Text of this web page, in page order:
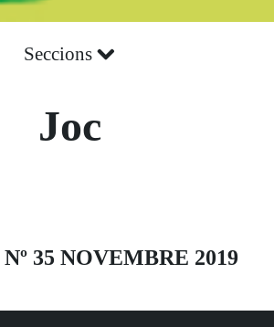
Seccions
Joc
35 NOVEMBRE 2019